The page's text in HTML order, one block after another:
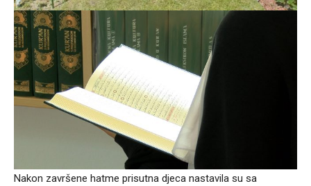
Nakon završene hatme prisutna djeca nastavila su sa